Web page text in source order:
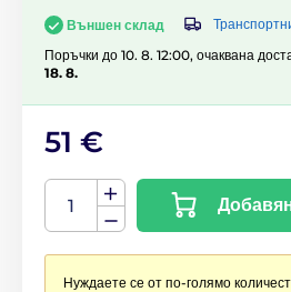
Външен склад
Поръчки до 10. 8. 12:00, очаквана
18. 8.
51 €
Нуждаете се от по-голямо